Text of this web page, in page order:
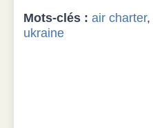
Mots-clés : air charter,
ukraine